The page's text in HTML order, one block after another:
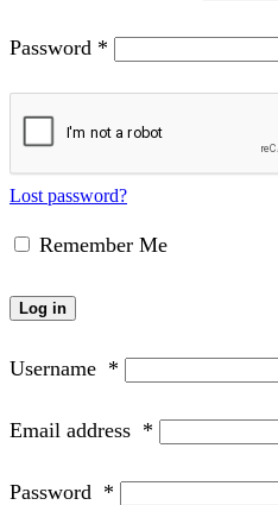
Password *
Lost password?
Remember Me
Log in
Username *
Email address *
Password *